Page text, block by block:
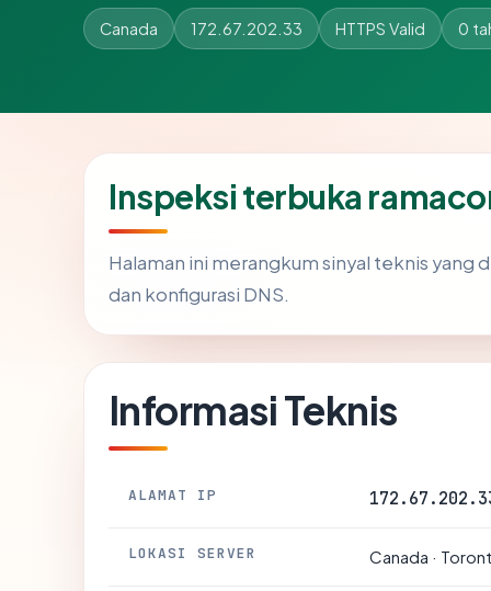
Canada 172.67.202.33 HTTPS Valid 0
Inspeksi terbuka
Halaman ini merangkum sinyal teknis yang
dan konfigurasi DNS.
Informasi Teknis
ALAMAT IP
LOKASI SERVER Canada ·